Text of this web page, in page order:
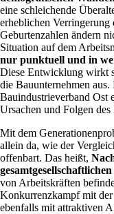
eine schleichende
erheblichen Verringerung
Geburtenzahlen ändern
Situation auf dem
nur punktuell und in
Diese Entwicklung wirkt
die Bauunternehmen
Bauindustrieverband Ost
Ursachen und Folgen
Mit dem
allein da, wie der
offenbart. Das heißt,
von Arbeitskräften
Konkurrenzkampf mit
ebenfalls mit attraktiven